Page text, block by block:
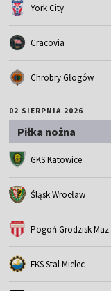
York City
Cracovia
Chrobry Głogów
02 SIERPNIA 2026
Piłka nożna
GKS Katowice
Śląsk Wrocław
Pogoń Grodzisk Maz.
FKS Stal Mielec